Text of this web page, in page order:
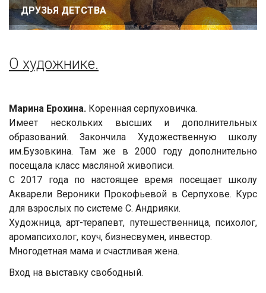
ДРУЗЬЯ ДЕТСТВА
О художнике.
Марина Ерохина. Коренная серпуховичка.
Имеет нескольких высших и дополнительных
образований. Закончила Художественную школу
им.Бузовкина. Там же в 2000 году дополнительно
посещала класс масляной живописи.
С 2017 года по настоящее время посещает школу
Акварели Вероники Прокофьевой в Серпухове. Курс
для взрослых по системе С. Андрияки.
Художница, арт-терапевт, путешественница, психолог,
аромапсихолог, коуч, бизнесвумен, инвестор.
Многодетная мама и счастливая жена.
Вход на выставку свободный.